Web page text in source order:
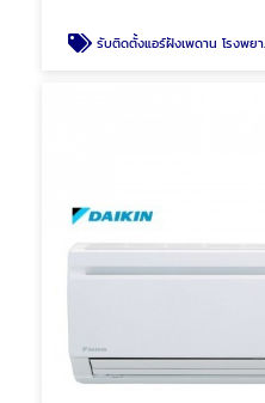
รับติดตั้งแอร์ฝังเพดาน โรงพยาบาล